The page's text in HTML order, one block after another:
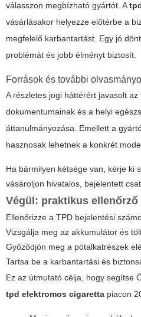
válasszon megbízható gyártót. A
vásárlásakor helyezze előtérbe a
megfelelő karbantartást. Egy jó
problémát és jobb élményt biztosít.
Források és további
A részletes jogi háttérért javasolt az
dokumentumainak és a helyi
áttanulmányozása. Emellett a
hasznosak lehetnek a konkrét
Ha bármilyen kétsége van, kérje ki
vásároljon hivatalos, bejelentett
Végül: praktikus ellenőrző
Ellenőrizze a TPD bejelentési
Vizsgálja meg az akkumulátor és
Győződjön meg a pótalkatrészek
Tartsa be a karbantartási és
Ez az útmutató célja, hogy segítse
tpd elektromos cigaretta piacon